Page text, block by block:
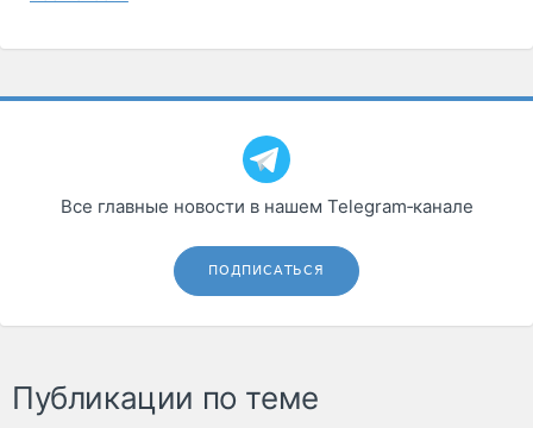
Все главные новости в нашем Telegram‑канале
ПОДПИСАТЬСЯ
Публикации по теме